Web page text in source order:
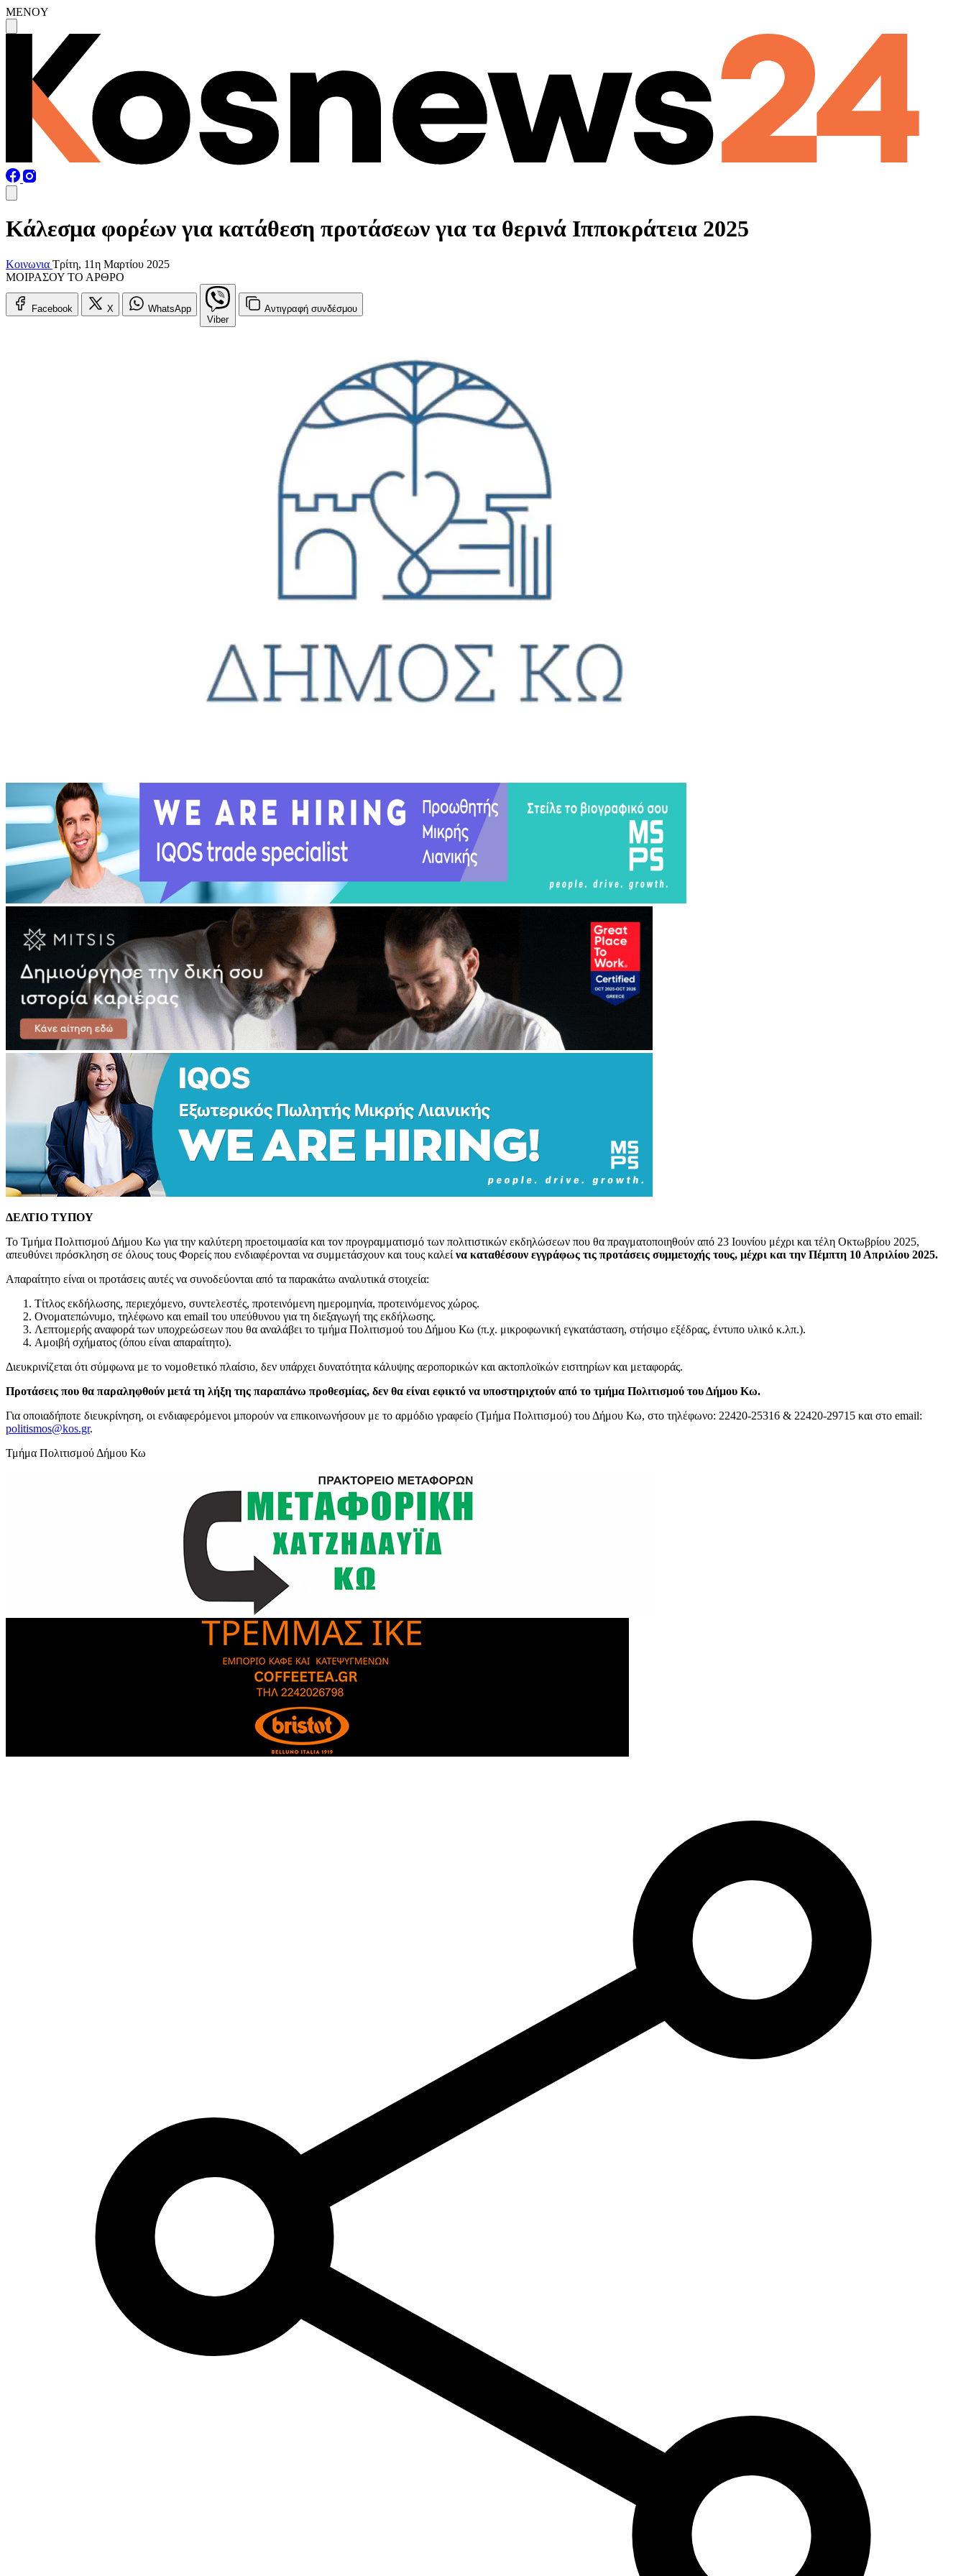
MENOY
Κάλεσμα φορέων για κατάθεση προτάσεων για τα θερινά Ιπποκράτεια 2025
Κοινωνια Τρίτη, 11η Μαρτίου 2025
ΜΟΙΡΑΣΟΥ ΤΟ ΑΡΘΡΟ
Facebook X
WhatsApp
Viber
Αντιγραφή συνδέσμου
ΔΕΛΤΙΟ ΤΥΠΟΥ
Το Τμήμα Πολιτισμού Δήμου Κω για την καλύτερη προετοιμασία και τον προγραμματισμό των πολιτιστικών εκδηλώσεων που θα πραγματοποιηθούν από 23 Ιουνίου μέχρι και τέλη Οκτωβρίου 2025,
απευθύνει πρόσκληση σε όλους τους Φορείς που ενδιαφέρονται να συμμετάσχουν και τους καλεί να καταθέσουν εγγράφως τις προτάσεις συμμετοχής τους, μέχρι και την Πέμπτη 10 Απριλίου 2025.
Απαραίτητο είναι οι προτάσεις αυτές να συνοδεύονται από τα παρακάτω αναλυτικά στοιχεία:
Τίτλος εκδήλωσης, περιεχόμενο, συντελεστές, προτεινόμενη ημερομηνία, προτεινόμενος χώρος.
Ονοματεπώνυμο, τηλέφωνο και email του υπεύθυνου για τη διεξαγωγή της εκδήλωσης.
Λεπτομερής αναφορά των υποχρεώσεων που θα αναλάβει το τμήμα Πολιτισμού του Δήμου Κω (π.χ. μικροφωνική εγκατάσταση, στήσιμο εξέδρας, έντυπο υλικό κ.λπ.).
Αμοιβή σχήματος (όπου είναι απαραίτητο).
Διευκρινίζεται ότι σύμφωνα με το νομοθετικό πλαίσιο, δεν υπάρχει δυνατότητα κάλυψης αεροπορικών και ακτοπλοϊκών εισιτηρίων και μεταφοράς.
Προτάσεις που θα παραληφθούν μετά τη λήξη της παραπάνω προθεσμίας, δεν θα είναι εφικτό να υποστηριχτούν από το τμήμα Πολιτισμού του Δήμου Κω.
Για οποιαδήποτε διευκρίνηση, οι ενδιαφερόμενοι μπορούν να επικοινωνήσουν με το αρμόδιο γραφείο (Τμήμα Πολιτισμού) του Δήμου Κω, στο τηλέφωνο: 22420-25316 & 22420-29715 και στο email:
politismos@kos.gr.
Τμήμα Πολιτισμού Δήμου Κω